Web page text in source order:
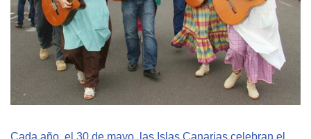
Cada año, el 30 de mayo, las Islas Canarias celebran el